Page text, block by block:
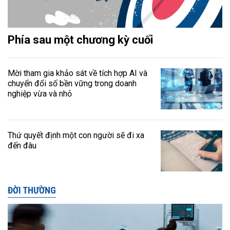
Phía sau một chương kỳ cuối
Mời tham gia khảo sát về tích hợp AI và
chuyển đổi số bền vững trong doanh
nghiệp vừa và nhỏ
Thứ quyết định một con người sẽ đi xa
đến đâu
ĐỜI THƯỜNG